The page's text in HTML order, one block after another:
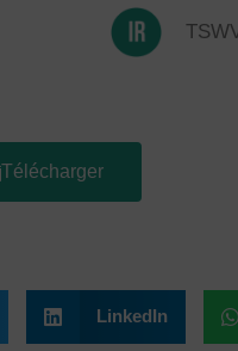
Télécharger
LinkedIn